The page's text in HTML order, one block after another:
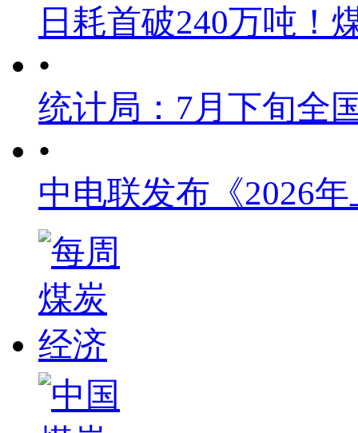
日耗首破240万吨！
•
统计局：7月下旬全
•
中电联发布《2026